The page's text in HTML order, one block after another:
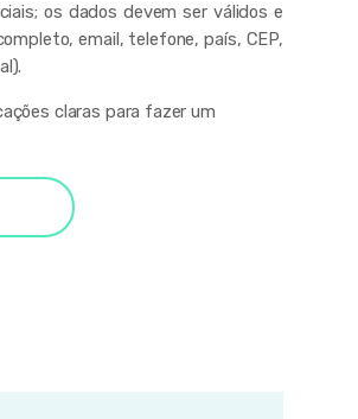
os dados devem ser válidos e
email, telefone, país, CEP,
claras para fazer um